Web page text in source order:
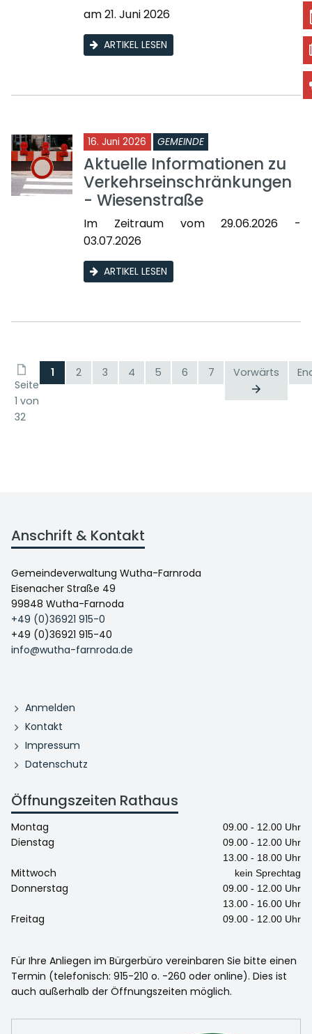
am 21. Juni 2026
ARTIKEL LESEN
16. Juni 2026 GEMEINDE
Aktuelle Informationen zu
Verkehrseinschränkungen
- Wiesenstraße
Im Zeitraum vom 29.06.2026 -
03.07.2026
ARTIKEL LESEN
Seite
1 von
32
1 2 3 4 5 6 7 Vorwärts
Anschrift & Kontakt
Gemeindeverwaltung Wutha-Farnroda
Eisenacher Straße 49
99848 Wutha-Farnoda
+49 (0)36921 915-0
+49 (0)36921 915-40
info@wutha-farnroda.de
Anmelden
Kontakt
Impressum
Datenschutz
Öffnungszeiten Rathaus
Montag 09.00 - 12.00 Uhr
Dienstag
09.00 - 12.00 Uhr
13.00 - 18.00 Uhr
Mittwoch kein Sprechtag
Donnerstag
09.00 - 12.00 Uhr
13.00 - 16.00 Uhr
Freitag 09.00 - 12.00 Uhr
Für Ihre Anliegen im Bürgerbüro vereinbaren Sie bitte einen
Termin (telefonisch: 915-210 o. -260 oder online). Dies ist
auch außerhalb der Öffnungszeiten möglich.